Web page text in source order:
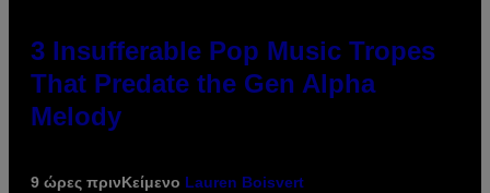
3 Insufferable Pop Music Tropes
That Predate the Gen Alpha
Melody
9 ώρες πρινΚείμενο Lauren Boisvert